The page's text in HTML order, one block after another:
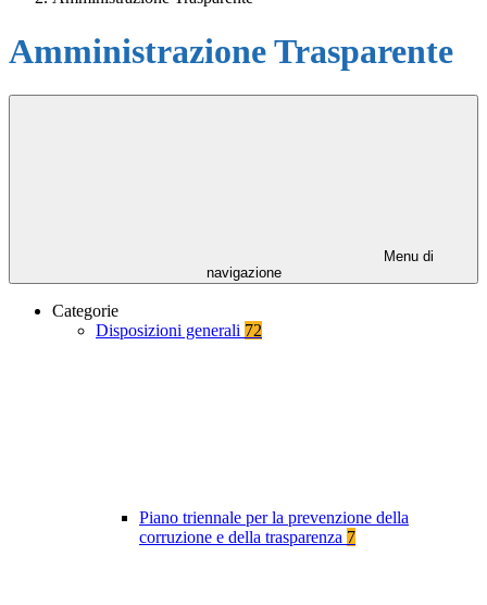
Amministrazione Trasparente
Menu di
navigazione
Categorie
Disposizioni generali 72
Piano triennale per la prevenzione della
corruzione e della trasparenza 7